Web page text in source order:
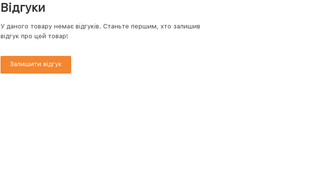
Відгуки
У даного товару немає відгуків. Станьте першим, хто залишив
відгук про цей товар!
Залишити відгук